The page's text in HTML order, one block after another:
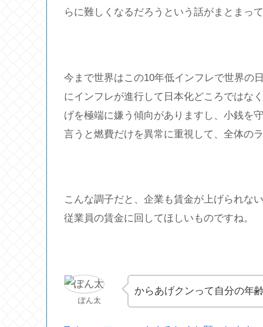
らに難しくなるだろうという話がまとまっ
今まで世界はこの10年低インフレで世界の
にインフレが進行して日本化どころではな
げを極端に嫌う傾向がありますし、小銭を
言うと燃費だけを異常に重視して、全体の
こんな調子だと、企業も賃金が上げられな
従業員の賃金に回してほしいものですね。
ぽん太
からあげクンって自分の年